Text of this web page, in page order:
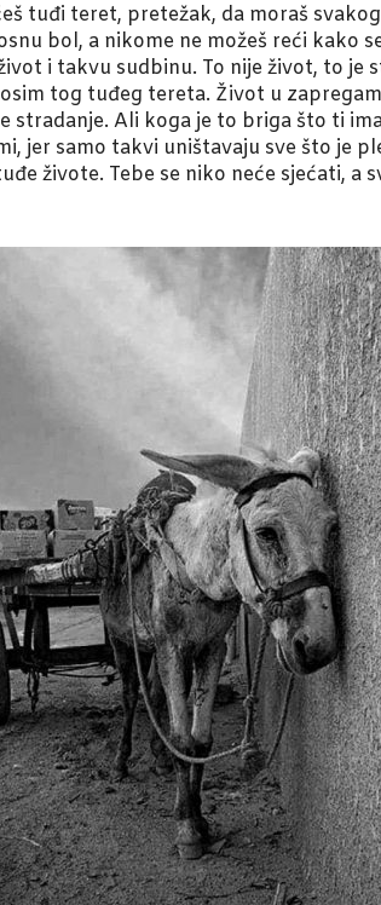
tuđi teret, pretežak, da moraš
bol, a nikome ne možeš reći kako
i takvu sudbinu. To nije život, to je
tog tuđeg tereta. Život u
stradanje. Ali koga je to briga što ti
jer samo takvi uništavaju sve što je
živote. Tebe se niko neće sjećati, a